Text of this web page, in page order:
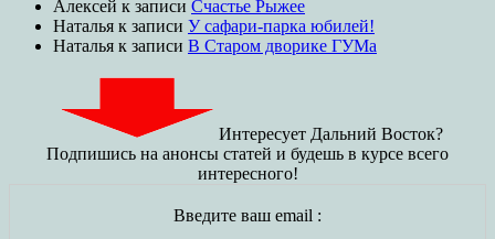
Алексей к записи Счастье Рыжее
Наталья к записи У сафари-парка юбилей!
Наталья к записи В Старом дворике ГУМа
Интересует Дальний Восток?
Подпишись на анонсы статей и будешь в курсе всего
интересного!
Введите ваш email :